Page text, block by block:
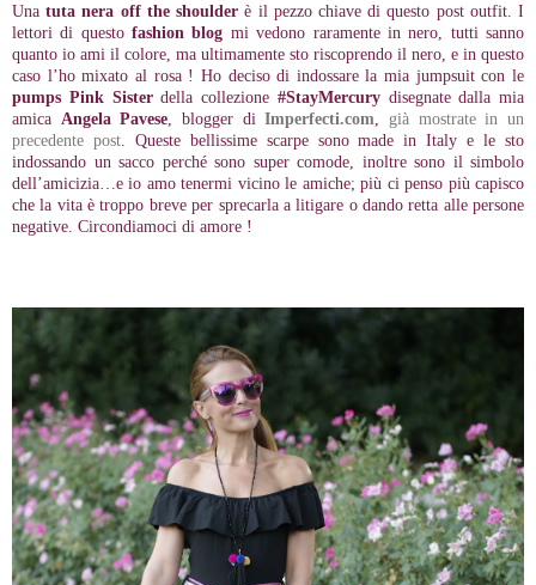
Una tuta nera off the shoulderè il pezzo chiave di questo post outfit. I
lettori di questofashion blog mi vedono raramente in nero, tutti sanno
quanto io ami il colore, ma ultimamente sto riscoprendo il nero, e in questo
caso l’ho mixato al rosa ! Ho deciso di indossare la mia jumpsuit con le
pumps Pink Sisterdella collezione #StayMercurydisegnate dalla mia
amica Angela Pavese, blogger diImperfecti.com, già mostrate in un
precedente post. Queste bellissime scarpe sono made in Italy e le sto
indossando un sacco perché sono super comode, inoltre sono il simbolo
dell’amicizia…e io amo tenermi vicino le amiche; più ci penso più capisco
che la vita è troppo breve per sprecarla a litigare o dando retta alle persone
negative. Circondiamoci di amore !